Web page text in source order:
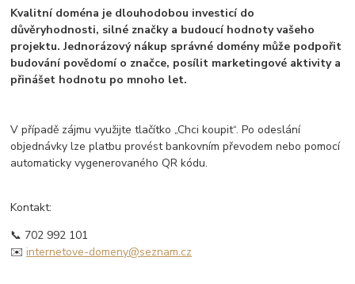
Kvalitní doména je dlouhodobou investicí do
důvěryhodnosti, silné značky a budoucí hodnoty vašeho
projektu. Jednorázový nákup správné domény může podpořit
budování povědomí o značce, posílit marketingové aktivity a
přinášet hodnotu po mnoho let.
V případě zájmu využijte tlačítko „Chci koupit“. Po odeslání
objednávky lze platbu provést bankovním převodem nebo pomocí
automaticky vygenerovaného QR kódu.
Kontakt:
📞 702 992 101
✉️internetove-domeny@seznam.cz